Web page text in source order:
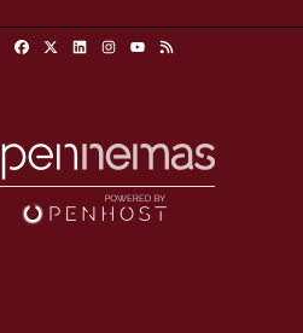
FacebookLinkedinInstagram